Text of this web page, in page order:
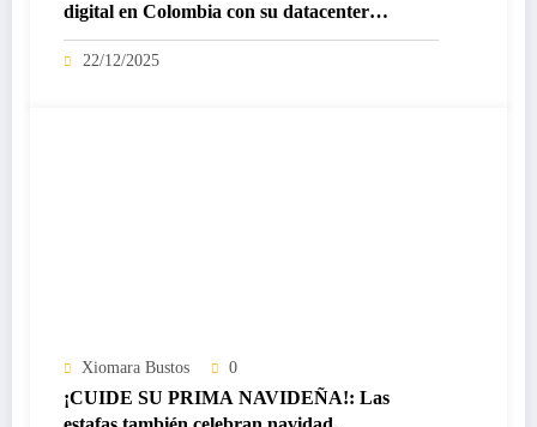
digital en Colombia con su datacenter
certificado Nivel IV de ICREA
22/12/2025
Xiomara Bustos 0
¡CUIDE SU PRIMA NAVIDEÑA!: Las